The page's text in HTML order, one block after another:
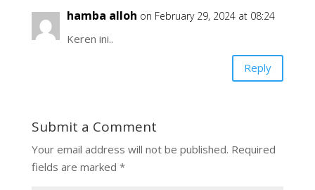
hamba alloh on February 29, 2024 at 08:24
Keren ini..
Reply
Submit a Comment
Your email address will not be published. Required
fields are marked *